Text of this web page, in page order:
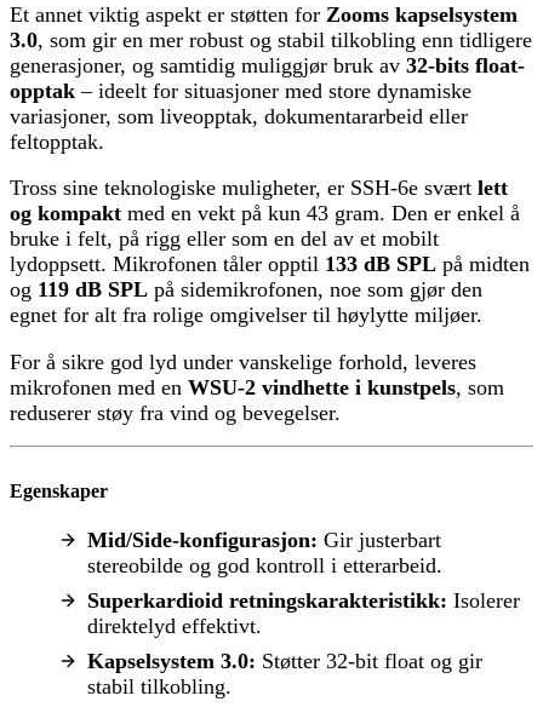
Et annet viktig aspekt er støtten for Zooms kapselsystem
3.0, som gir en mer robust og stabil tilkobling enn tidligere
generasjoner, og samtidig muliggjør bruk av 32-bits float-
opptak – ideelt for situasjoner med store dynamiske
variasjoner, som liveopptak, dokumentararbeid eller
feltopptak.
Tross sine teknologiske muligheter, er SSH-6e svært lett
og kompakt med en vekt på kun 43 gram. Den er enkel å
bruke i felt, på rigg eller som en del av et mobilt
lydoppsett. Mikrofonen tåler opptil 133 dB SPL på midten
og 119 dB SPL på sidemikrofonen, noe som gjør den
egnet for alt fra rolige omgivelser til høylytte miljøer.
For å sikre god lyd under vanskelige forhold, leveres
mikrofonen med en WSU-2 vindhette i kunstpels, som
reduserer støy fra vind og bevegelser.
Egenskaper
Mid/Side-konfigurasjon: Gir justerbart
stereobilde og god kontroll i etterarbeid.
Superkardioid retningskarakteristikk: Isolerer
direktelyd effektivt.
Kapselsystem 3.0: Støtter 32-bit float og gir
stabil tilkobling.